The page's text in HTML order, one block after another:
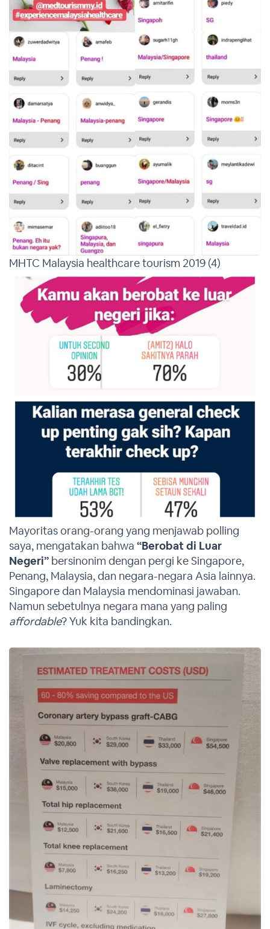
MHTC Malaysia healthcare tourism 2019 (4)
Mayoritas orang-orang yang menjawab polling
saya, mengatakan bahwa “Berobat di Luar
Negeri” bersinonim dengan pergi ke Singapore,
Penang, Malaysia, dan negara-negara Asia lainnya.
Singapore dan Malaysia mendominasi jawaban.
Namun sebetulnya negara mana yang paling
affordable? Yuk kita bandingkan.